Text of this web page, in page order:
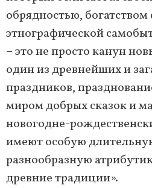
обрядностью,
этнографической
– это не просто канун
один из древнейших и
праздников,
миром добрых сказок и
новогодне-
имеют особую
разнообразную
древние традиции».